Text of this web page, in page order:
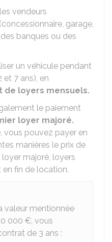
vendeurs
garage,
banques ou des
un véhicule pendant
et 7 ans), en
de loyers mensuels.
le paiement
loyer majoré.
vous pouvez payer en
manières le prix de
loyer majoré, loyers
fin de location.
valeur mentionnée
000 €, vous
de 3 ans :